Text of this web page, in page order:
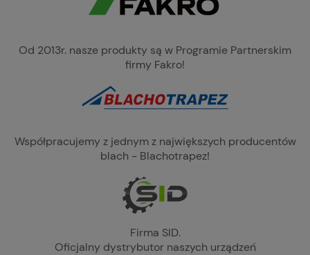
Od 2013r. nasze produkty są w Programie Partnerskim
firmy Fakro!
Współpracujemy z jednym z największych producentów
blach - Blachotrapez!
Firma SID.
Oficjalny dystrybutor naszych urządzeń